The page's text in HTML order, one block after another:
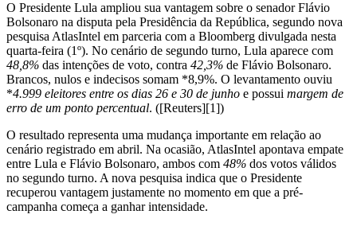
O Presidente Lula ampliou sua vantagem sobre o senador Flávio
Bolsonaro na disputa pela Presidência da República, segundo nova
pesquisa AtlasIntel em parceria com a Bloomberg divulgada nesta
quarta-feira (1º). No cenário de segundo turno, Lula aparece com
48,8% das intenções de voto, contra 42,3% de Flávio Bolsonaro.
Brancos, nulos e indecisos somam *8,9%. O levantamento ouviu
*4.999 eleitores entre os dias 26 e 30 de junho e possui margem de
erro de um ponto percentual. ([Reuters][1])
O resultado representa uma mudança importante em relação ao
cenário registrado em abril. Na ocasião, AtlasIntel apontava empate
entre Lula e Flávio Bolsonaro, ambos com 48% dos votos válidos
no segundo turno. A nova pesquisa indica que o Presidente
recuperou vantagem justamente no momento em que a pré-
campanha começa a ganhar intensidade.